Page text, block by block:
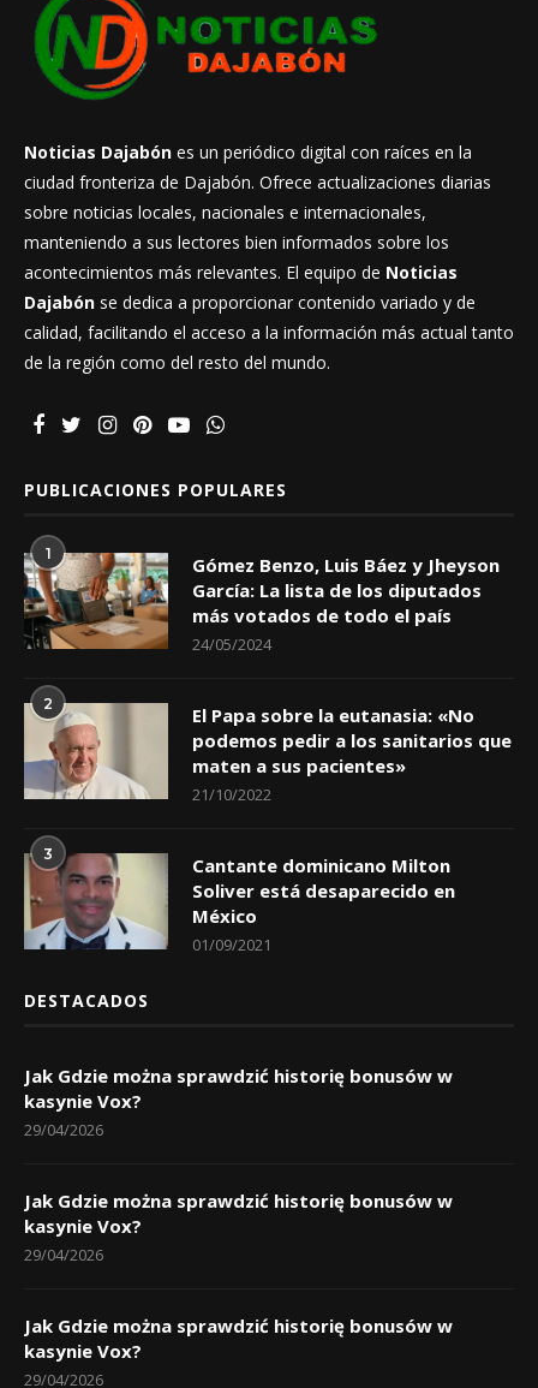
Noticias Dajabón es un periódico digital con raíces en la
ciudad fronteriza de Dajabón. Ofrece actualizaciones diarias
sobre noticias locales, nacionales e internacionales,
manteniendo a sus lectores bien informados sobre los
acontecimientos más relevantes. El equipo de Noticias
Dajabón se dedica a proporcionar contenido variado y de
calidad, facilitando el acceso a la información más actual tanto
de la región como del resto del mundo.
PUBLICACIONES POPULARES
1
Gómez Benzo, Luis Báez y Jheyson
García: La lista de los diputados
más votados de todo el país
24/05/2024
2
El Papa sobre la eutanasia: «No
podemos pedir a los sanitarios que
maten a sus pacientes»
21/10/2022
3
Cantante dominicano Milton
Soliver está desaparecido en
México
01/09/2021
DESTACADOS
Jak Gdzie można sprawdzić historię bonusów w
kasynie Vox?
29/04/2026
Jak Gdzie można sprawdzić historię bonusów w
kasynie Vox?
29/04/2026
Jak Gdzie można sprawdzić historię bonusów w
kasynie Vox?
29/04/2026